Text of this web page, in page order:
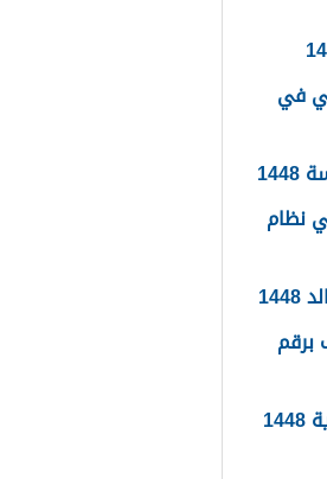
في
نظام
برقم
الاستعلام عن قياس برقم الهوية 1448